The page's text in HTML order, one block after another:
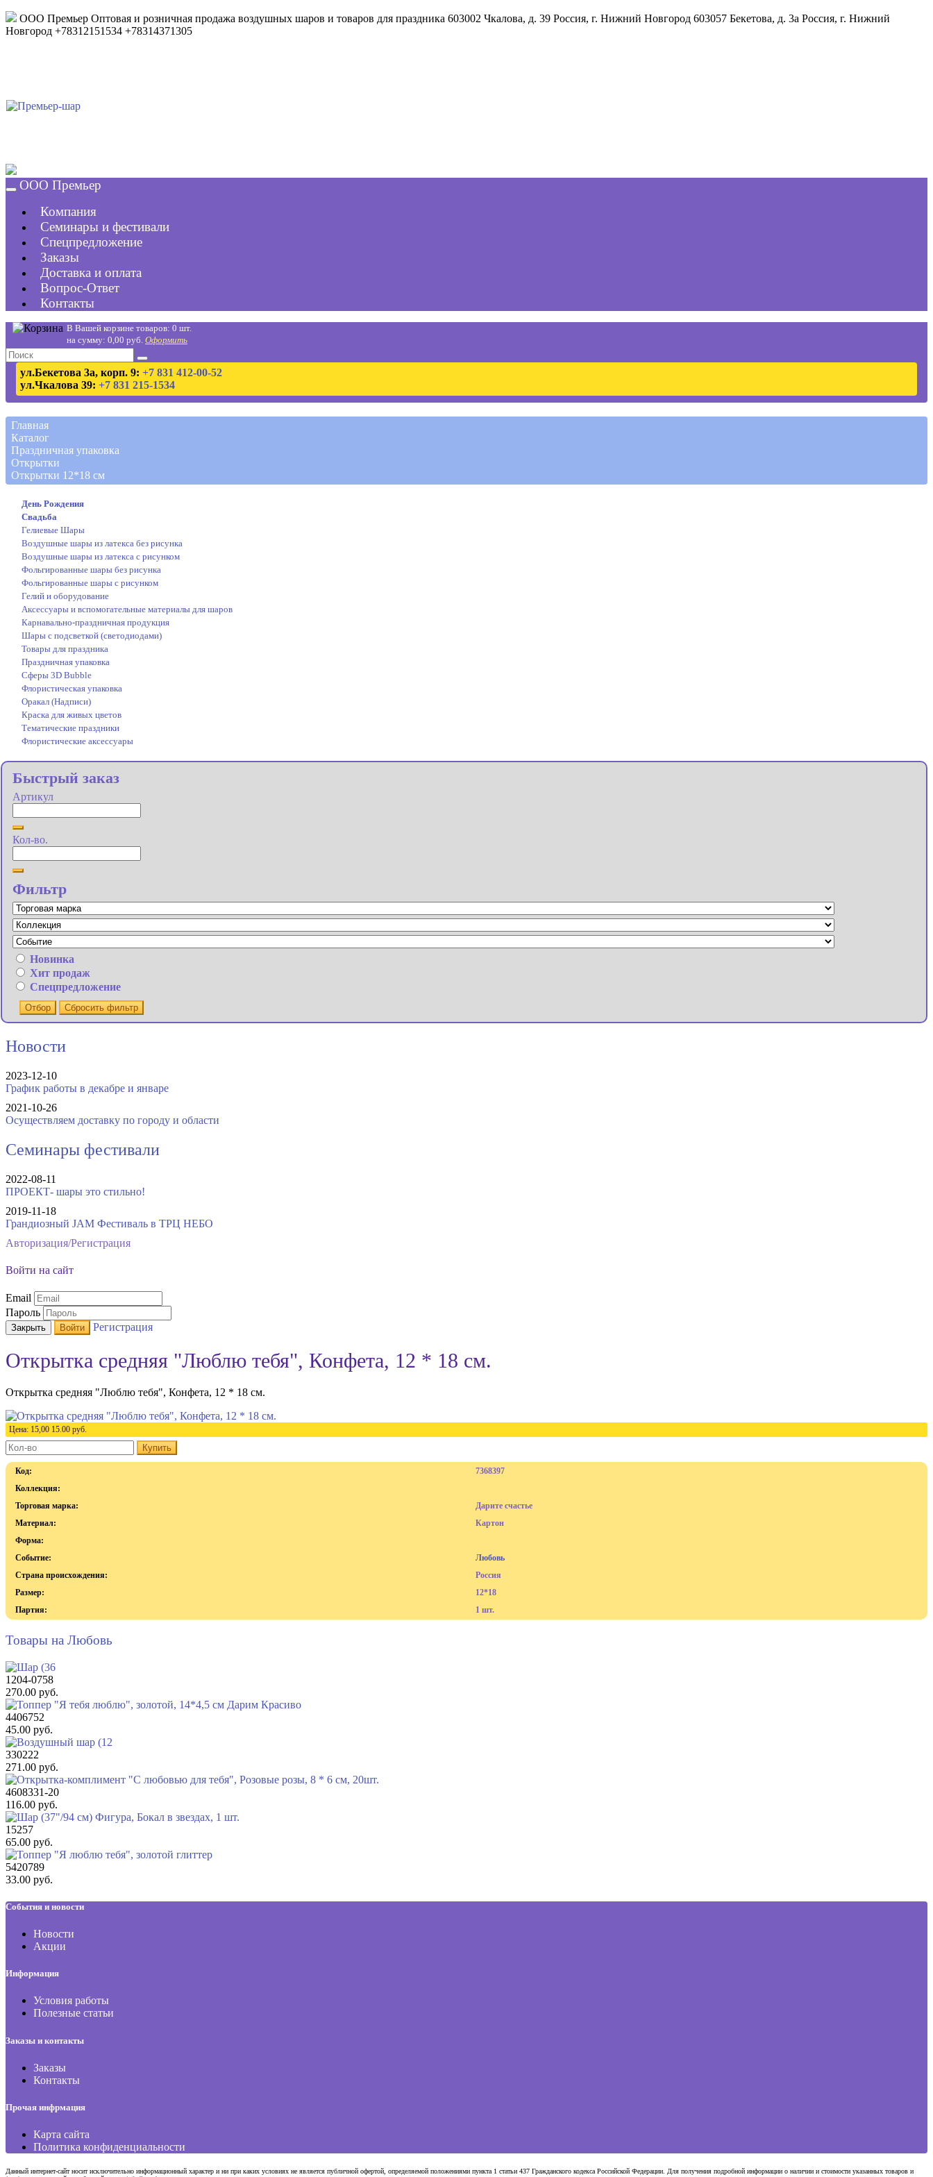
ООО Премьер Оптовая и розничная продажа воздушных шаров и товаров для праздника 603002 Чкалова, д. 39 Россия, г. Нижний Новгород 603057 Бекетова, д. 3а Россия, г. Нижний
Новгород +78312151534 +78314371305
ООО Премьер
Компания
Семинары и фестивали
Спецпредложение
Заказы
Доставка и оплата
Вопрос-Ответ
Контакты
В Вашей корзине товаров: 0 шт.
на сумму: 0,00 руб. Оформить
ул.Бекетова 3а, корп. 9: +7 831 412-00-52
ул.Чкалова 39: +7 831 215-1534
Главная
Каталог
Праздничная упаковка
Открытки
Открытки 12*18 см
День Рождения
Свадьба
Гелиевые Шары
Воздушные шары из латекса без рисунка
Воздушные шары из латекса с рисунком
Фольгированные шары без рисунка
Фольгированные шары с рисунком
Гелий и оборудование
Аксессуары и вспомогательные материалы для шаров
Карнавально-праздничная продукция
Шары с подсветкой (светодиодами)
Товары для праздника
Праздничная упаковка
Сферы 3D Bubble
Флористическая упаковка
Оракал (Надписи)
Краска для живых цветов
Тематические праздники
Флористические аксессуары
Быстрый заказ
Артикул
Кол-во.
Фильтр
Новинка
Хит продаж
Спецпредложение
Отбор Сбросить фильтр
Новости
2023-12-10
График работы в декабре и январе
2021-10-26
Осуществляем доставку по городу и области
Семинары фестивали
2022-08-11
ПРОЕКТ- шары это стильно!
2019-11-18
Грандиозный JAM Фестиваль в ТРЦ НЕБО
Авторизация/Регистрация
Войти на сайт
Email
Пароль
Закрыть Войти Регистрация
Открытка средняя "Люблю тебя", Конфета, 12 * 18 см.
Открытка средняя "Люблю тебя", Конфета, 12 * 18 см.
Цена: 15,00 15.00 руб.
Купить
Код:
7368397
Коллекция:
Торговая марка:
Дарите счастье
Материал:
Картон
Форма:
Событие:
Любовь
Страна происхождения:
Россия
Размер:
12*18
Партия:
1 шт.
Товары на Любовь
1204-0758
270.00 руб.
4406752
45.00 руб.
330222
271.00 руб.
4608331-20
116.00 руб.
15257
65.00 руб.
5420789
33.00 руб.
События и новости
Новости
Акции
Информация
Условия работы
Полезные статьи
Заказы и контакты
Заказы
Контакты
Прочая инфрмация
Карта сайта
Политика конфиденциальности
Данный интернет-сайт носит исключительно информационный характер и ни при каких условиях не является публичной офертой, определяемой положениями пункта 1 статьи 437 Гражданского кодекса Российской Федерации. Для получения подробной информации о наличии и стоимости указанных товаров и